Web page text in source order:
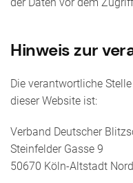
Hinweis zur
Die verantwortliche
dieser Website ist:
Verband Deutscher
Steinfelder Gasse 9
50670 Köln-Altstadt Nord